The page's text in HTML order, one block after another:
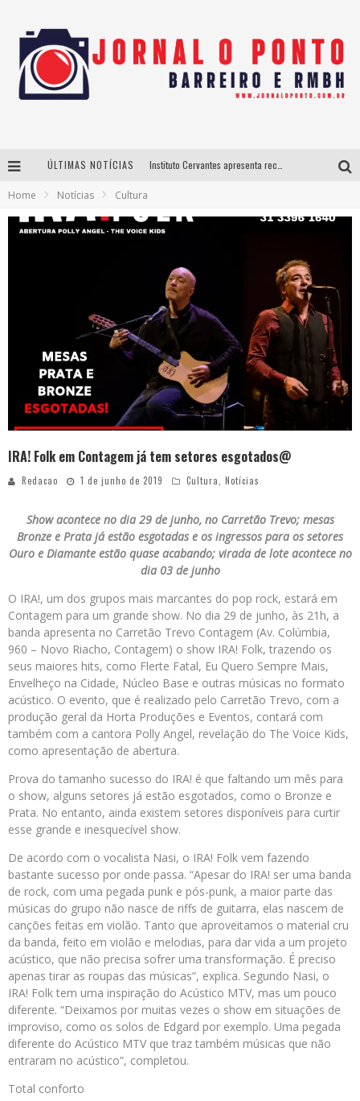
ÚLTIMAS NOTÍCIAS
Home Notícias Cultura
IRA! Folk em Contagem já tem setores esgotados@
Redacao 1 de junho de 2019 Cultura, Notícias
Show acontece no dia 29 de junho, no Carretão Trevo; mesas
Bronze e Prata já estão esgotadas e os ingressos para os setores
Ouro e Diamante estão quase acabando; virada de lote acontece no
dia 03 de junho
O IRA!, um dos grupos mais marcantes do pop rock, estará em
Contagem para um grande show. No dia 29 de junho, às 21h, a
banda apresenta no Carretão Trevo Contagem (Av. Colúmbia,
960 – Novo Riacho, Contagem) o show IRA! Folk, trazendo os
seus maiores hits, como Flerte Fatal, Eu Quero Sempre Mais,
Envelheço na Cidade, Núcleo Base e outras músicas no formato
acústico. O evento, que é realizado pelo Carretão Trevo, com a
produção geral da Horta Produções e Eventos, contará com
também com a cantora Polly Angel, revelação do The Voice Kids,
como apresentação de abertura.
Prova do tamanho sucesso do IRA! é que faltando um mês para
o show, alguns setores já estão esgotados, como o Bronze e
Prata. No entanto, ainda existem setores disponíveis para curtir
esse grande e inesquecível show.
De acordo com o vocalista Nasi, o IRA! Folk vem fazendo
bastante sucesso por onde passa. “Apesar do IRA! ser uma banda
de rock, com uma pegada punk e pós-punk, a maior parte das
músicas do grupo não nasce de riffs de guitarra, elas nascem de
canções feitas em violão. Tanto que aproveitamos o material cru
da banda, feito em violão e melodias, para dar vida a um projeto
acústico, que não precisa sofrer uma transformação. É preciso
apenas tirar as roupas das músicas”, explica. Segundo Nasi, o
IRA! Folk tem uma inspiração do Acústico MTV, mas um pouco
diferente. “Deixamos por muitas vezes o show em situações de
improviso, como os solos de Edgard por exemplo. Uma pegada
diferente do Acústico MTV que traz também músicas que não
entraram no acústico”, completou.
Total conforto